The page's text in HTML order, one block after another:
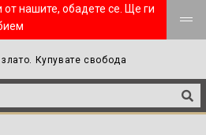
нашите, обадете се. Ще ги
Купувате свобода